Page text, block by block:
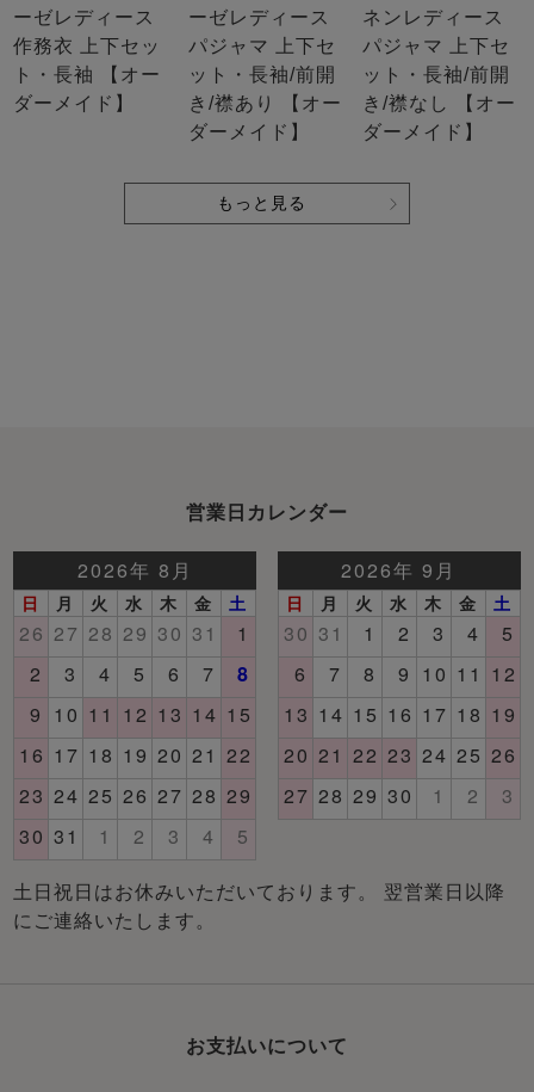
ーゼレディース
作務衣 上下セッ
ト・長袖 【オー
ダーメイド】
ーゼレディース
パジャマ 上下セ
ット・長袖/前開
き/襟あり 【オー
ダーメイド】
ネンレディース
パジャマ 上下セ
ット・長袖/前開
き/襟なし 【オー
ダーメイド】
もっと見る
営業日カレンダー
土日祝日はお休みいただいております。 翌営業日以降
にご連絡いたします。
お支払いについて